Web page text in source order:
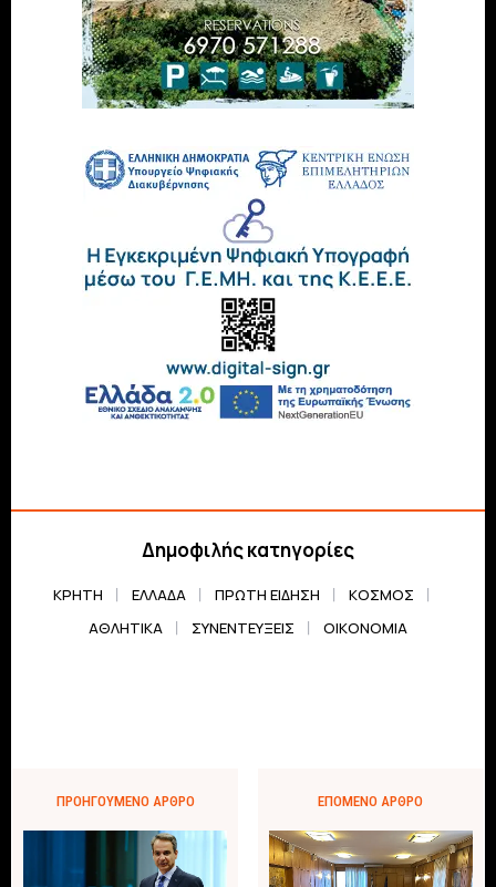
Δημοφιλής κατηγορίες
ΚΡΗΤΗ ΕΛΛΆΔΑ ΠΡΏΤΗ ΕΊΔΗΣΗ
ΚΌΣΜΟΣ
ΑΘΛΗΤΙΚΆ
ΣΥΝΕΝΤΕΎΞΕΙΣ ΟΙΚΟΝΟΜΊΑ
ΠΡΟΗΓΟΎΜΕΝΟ ΆΡΘΡΟ ΕΠΌΜΕΝΟ ΆΡΘΡΟ